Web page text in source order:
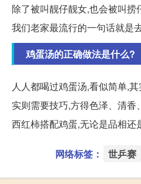
除了被叫靓仔靓女,也会被叫捞
我们老家最流行的一句话就是
鸡蛋汤的正确做法是什么?
人人都喝过鸡蛋汤,看似简单,其
实则需要技巧,方得色泽、清
西红柿搭配鸡蛋,无论是品相还
网络标签： 世乒赛